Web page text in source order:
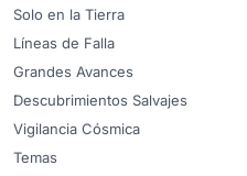
Solo en la Tierra
Líneas de Falla
Grandes Avances
Descubrimientos Salvajes
Vigilancia Cósmica
Temas